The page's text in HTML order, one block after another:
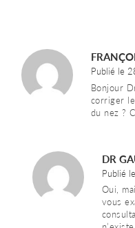
Publié le
Bonjour
corriger
du nez ?
DR
Publié
Oui,
vous